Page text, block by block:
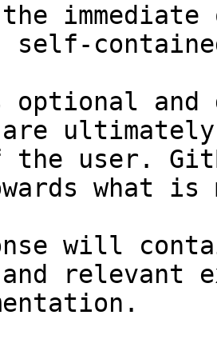
self-
and
the user.
what
will
relevant